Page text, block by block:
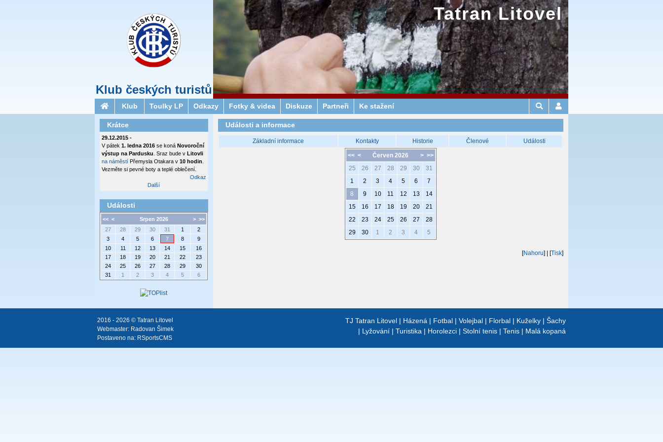
Klub českých turistů
Tatran Litovel
Klub Toulky LP Odkazy Fotky & videa Diskuze Partneři Ke stažení
Události a informace
Základní informace Kontakty Historie Členové Události
<< < > >>
Červen 2026
25
26 27 28 29 30
31
1
2 3 4 5 6
7
8
9 10 11 12 13
14
15
16 17 18 19 20
21
22
23 24 25 26 27
28
29
30 1 2 3 4 5
[Nahoru] | [Tisk]
Krátce
29.12.2015 -
V pátek 1. ledna 2016 se koná Novoroční
výstup na Pardusku . Sraz bude v Litovli
na náměstíPřemysla Otakara v 10 hodin
Vezměte si pevné boty a teplé oblečení.
Odkaz
Další
Události
<< < > >>
Srpen 2026
27
28 29 30 31 1
2
3
4 5 6 7 8
9
10
11 12 13 14 15
16
17
18 19 20 21 22
23
24
25 26 27 28 29
30
31
1 2 3 4 5 6
TJ Tatran Litovel | Házená | Fotbal | Volejbal | Florbal | Kuželky | Šachy
| Lyžování | Turistika | Horolezci | Stolní tenis | Tenis | Malá kopaná
2016 - 2026 © Tatran Litovel
Webmaster: Radovan Šimek
Postaveno na: RSportsCMS